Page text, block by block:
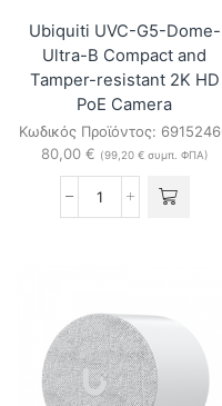
Ubiquiti UVC-G5-Dome-
Ultra-B Compact and
Tamper-resistant 2K HD
PoE Camera
Κωδικός Προϊόντος:
80,00 € (99,20 €συμπ. ΦΠΑ)
Ubiquiti
B
Compact
and
Tamper-
resistant